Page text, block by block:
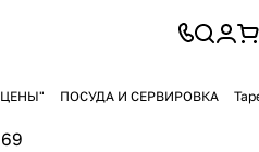
ПОСУДА И СЕРВИРОВКА
69